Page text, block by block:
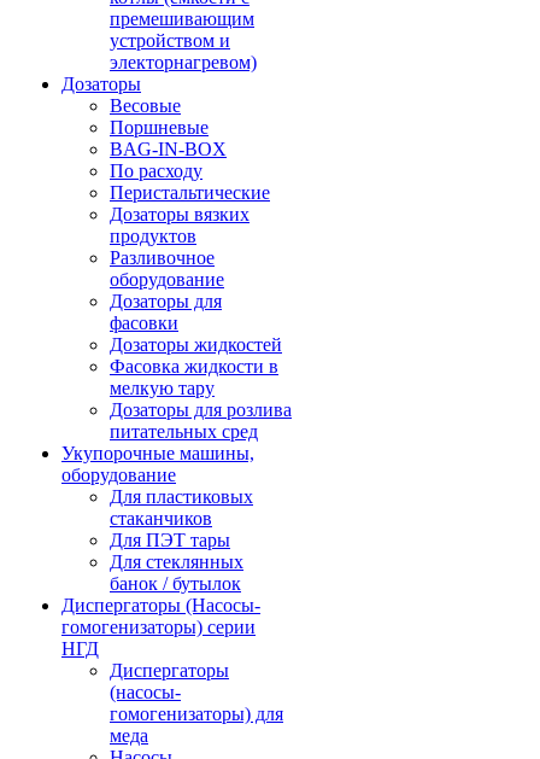
премешивающим
устройством и
электорнагревом)
Дозаторы
Весовые
Поршневые
BAG-IN-BOX
По расходу
Перистальтические
Дозаторы вязких
продуктов
Разливочное
оборудование
Дозаторы для
фасовки
Дозаторы жидкостей
Фасовка жидкости в
мелкую тару
Дозаторы для розлива
питательных сред
Укупорочные машины,
оборудование
Для пластиковых
стаканчиков
Для ПЭТ тары
Для стеклянных
банок / бутылок
Диспергаторы (Насосы-
гомогенизаторы) серии
НГД
Диспергаторы
(насосы-
гомогенизаторы) для
меда